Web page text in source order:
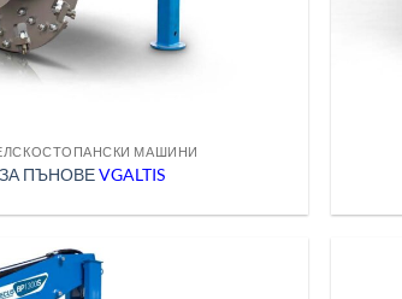
МАШИНИ
ПЪНОВЕVGALTIS